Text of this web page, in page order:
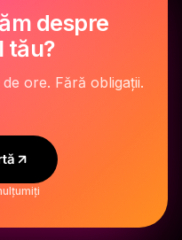
despre
tău?
ore. Fără obligații.